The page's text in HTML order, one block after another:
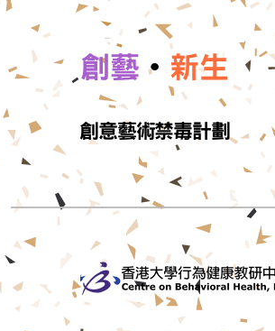
創藝• 新生
創意藝術禁毒計劃